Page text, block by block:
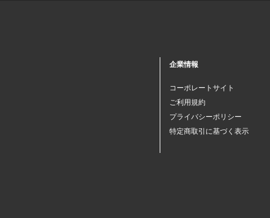
企業情報
コーポレートサイト
ご利用規約
プライバシーポリシー
特定商取引に基づく表示